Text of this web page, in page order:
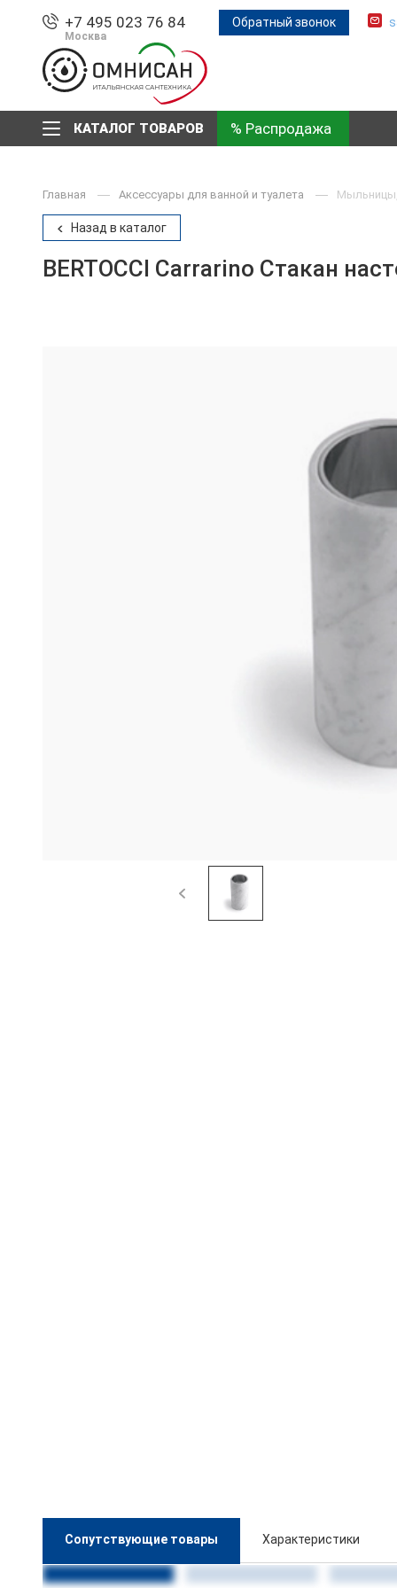
+7 495 023 76 84
Москва
Обратный звонок
КАТАЛОГ ТОВАРОВ % Распродажа
Главная Аксессуары для ванной и туалета
Назад в каталог
BERTOCCI Carrarino Стакан
Сопутствующие товары Характеристики